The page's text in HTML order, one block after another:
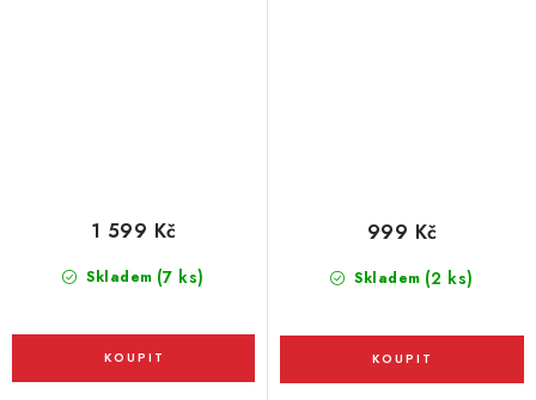
Skladem (7 ks)
1 599 Kč
Skladem (2 ks)
999 Kč